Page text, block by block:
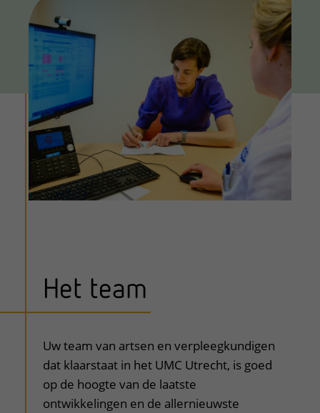
Het team
uitklapper, klik om te openen
Uw team van artsen en verpleegkundigen
dat klaarstaat in het UMC Utrecht, is goed
op de hoogte van de laatste
ontwikkelingen en de allernieuwste